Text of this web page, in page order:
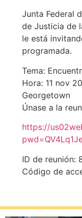
Junta Federal
de Justicia de
le está
programada.
Tema:
Hora: 11 nov
Georgetown
Únase a la
https://
ID de reunión:
Código de